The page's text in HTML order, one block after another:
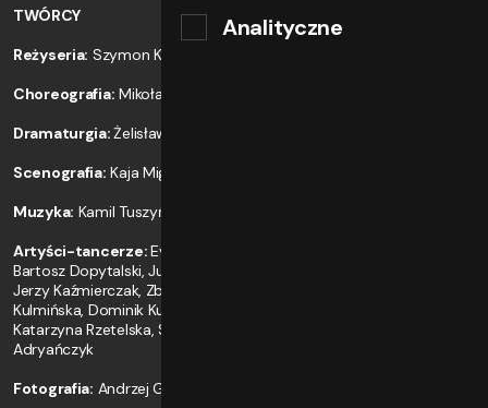
TWÓRCY
Reżyseria: Szymon Kaczmarek
Choreografia: Mikołaj Karczewski
Dramaturgia:Żelisław Żelisławski
Scenografia: Kaja Migdałek
Muzyka: Kamil Tuszyński
Artyści-tancerze:Evelyn Blue, Kacper Bożek, Momoko Den,
Bartosz Dopytalski, Julia Hałka, Paulina Jaksim, Patryk Jarczok,
Jerzy Kaźmierczak, Zbigniew Kocięba, Mateusz Krzysiak, Katarzyna
Kulmińska, Dominik Kupka, Daniel Michna, JinWoo NamKung,
Katarzyna Rzetelska, Sandra Szatan, Zofia Tomczyk, Emily Wong-
Adryańczyk
Fotografia: Andrzej Grabowski
Analityczne